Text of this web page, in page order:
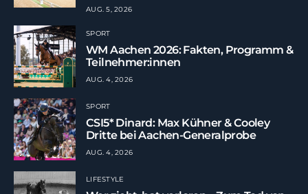
AUG. 5, 2026
SPORT
WM Aachen 2026: Fakten, Programm &
Teilnehmer:innen
AUG. 4, 2026
SPORT
CSI5* Dinard: Max Kühner & Cooley
Dritte bei Aachen-Generalprobe
AUG. 4, 2026
LIFESTYLE